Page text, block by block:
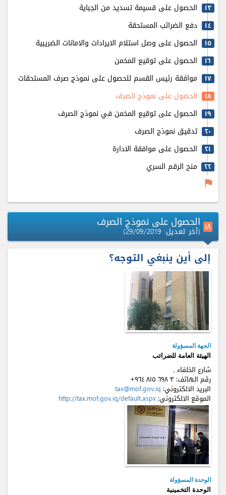
۱٣ الحصول على قسيمة تسديد من الجباية
۱٤ دفع الضرائب المستحقة
۱٥ الحصول على وصل استلام الايرادات والامانات الضريبية
۱٦ الحصول على توقيع المخمن
۱٧ موافقة رئيس القسم للحصول على نموذج صرف المستحقات
۱٨ الحصول على نموذج الصرف
۱٩ الحصول على توقيع المخمن في نموذج الصرف
٢٠ تدقيق نموذج الصرف
٢۱ الحصول على موافقة الادارة
٢٢ منح الرقم السري
flag
۱٨ الحصول على نموذج الصرف
(آخر تعديل: 29/09/2019)
إلى أين ينبغي التوجه؟
الجهة المسؤولة
الهيئة العامة للضرائب
شارع الخلفاء ,
رقم الهاتف: +٩٦٤ ٨۱٥ ٦٩٨ ٣
البريد الالكتروني: tax@mof.gov.iq
الموقع الالكتروني:http://tax.mof.gov.iq/default.aspx
الوحدة المسؤولة
الوحدة التخمينية